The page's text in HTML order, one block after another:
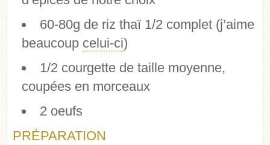
60-80g de riz thaï 1/2 complet (j’aime
beaucoup celui-ci)
1/2 courgette de taille moyenne,
coupées en morceaux
2 oeufs
PRÉPARATION